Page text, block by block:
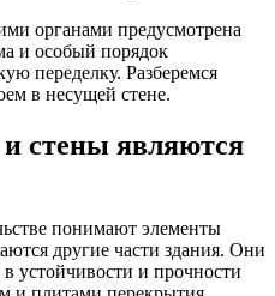
органами предусмотрена
и особый порядок
переделку. Разберемся
в несущей стене.
стены являются
понимают элементы
другие части здания. Они
устойчивости и прочности